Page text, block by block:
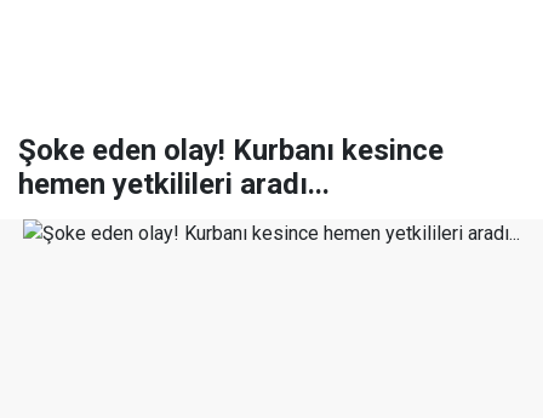
Şoke eden olay! Kurbanı kesince
hemen yetkilileri aradı...